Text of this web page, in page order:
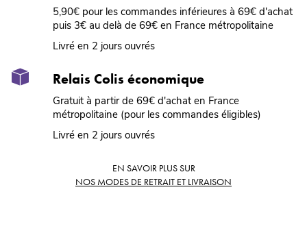
5,90€ pour les commandes inférieures à 69€ d'achat
puis 3€ au delà de 69€ en France métropolitaine
Livré en 2 jours ouvrés
Relais Colis économique
Gratuit à partir de 69€ d'achat en France
métropolitaine (pour les commandes éligibles)
Livré en 2 jours ouvrés
EN SAVOIR PLUS SUR
NOS MODES DE RETRAIT ET LIVRAISON